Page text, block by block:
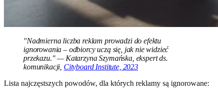
"Nadmierna liczba reklam prowadzi do efektu
ignorowania – odbiorcy uczą się, jak nie widzieć
przekazu." — Katarzyna Szymańska, ekspert ds.
komunikacji, Cityboard Institute, 2023
Lista najczęstszych powodów, dla których reklamy są ignorowane: